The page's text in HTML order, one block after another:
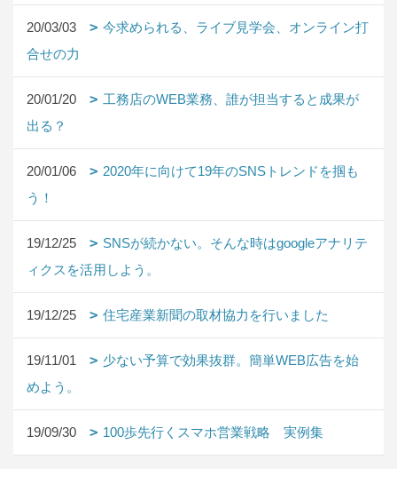
20/03/03
今求められる、ライブ見学会、オンライン打
合せの力
20/01/20
工務店のWEB業務、誰が担当すると成果が
出る？
20/01/06
2020年に向けて19年のSNSトレンドを掴も
う！
19/12/25
SNSが続かない。そんな時はgoogleアナリテ
ィクスを活用しよう。
19/12/25 住宅産業新聞の取材協力を行いました
19/11/01
少ない予算で効果抜群。簡単WEB広告を始
めよう。
19/09/30 100歩先行くスマホ営業戦略 実例集